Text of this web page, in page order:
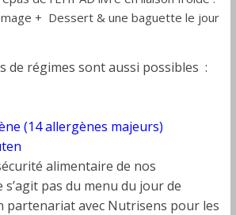
+ Dessert & une baguette le jour
de régimes sont aussi possibles :
(14 allergènes majeurs)
alimentaire de nos
s’agit pas du menu du jour de
partenariat avec Nutrisens pour les